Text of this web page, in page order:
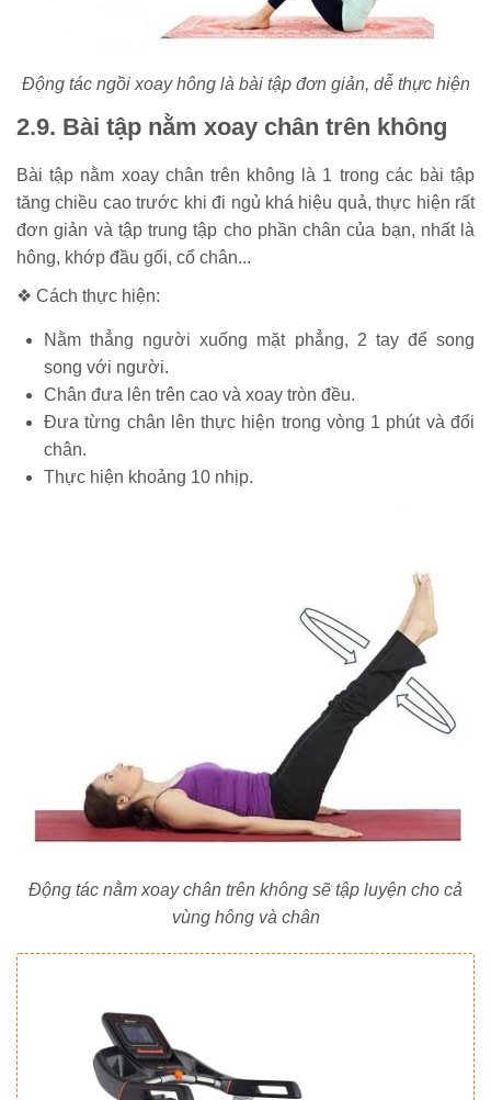
Động tác ngồi xoay hông là bài tập đơn giản, dễ thực hiện
2.9. Bài tập nằm xoay chân trên không
Bài tập nằm xoay chân trên không là 1 trong các bài tập
tăng chiều cao trước khi đi ngủ khá hiệu quả, thực hiện rất
đơn giản và tập trung tập cho phần chân của bạn, nhất là
hông, khớp đầu gối, cổ chân...
❖ Cách thực hiện:
Nằm thẳng người xuống mặt phẳng, 2 tay để song
song với người.
Chân đưa lên trên cao và xoay tròn đều.
Đưa từng chân lên thực hiện trong vòng 1 phút và đổi
chân.
Thực hiện khoảng 10 nhịp.
Động tác nằm xoay chân trên không sẽ tập luyện cho cả
vùng hông và chân